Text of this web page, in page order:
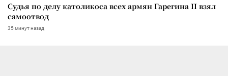
Судья по делу католикоса всех армян Гарегина II взял
самоотвод
35 минут назад